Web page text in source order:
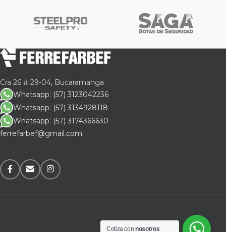
Cra 26 # 29-04, Bucaramanga
Whatsapp: (57) 3123042236
Whatsapp: (57) 3134928118
Whatsapp: (57) 3174366630
ferrefarbef@gmail.com
Cotiza connosotros